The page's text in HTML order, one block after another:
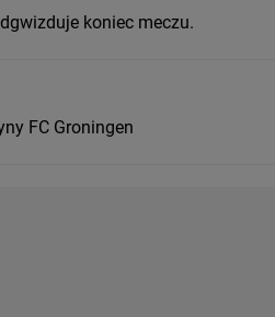
koniec meczu.
FC Groningen